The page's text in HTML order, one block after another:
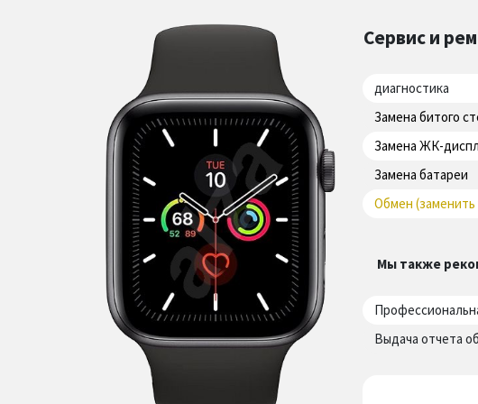
Сервис и
диагностика
Замена битого
Замена ЖК-
Замена батареи
Обмен (заменить
Мы также
Выдача отчета